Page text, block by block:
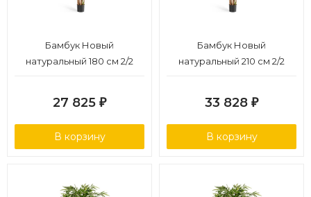
Бамбук Новый
натуральный 180 см 2/2
27 825 ₽
В корзину
Бамбук Новый
натуральный 210 см 2/2
33 828 ₽
В корзину